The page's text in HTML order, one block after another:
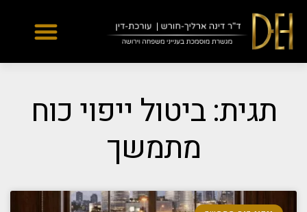
Yes
...
תגית: ביטול ייפוי כוח
מתמשך